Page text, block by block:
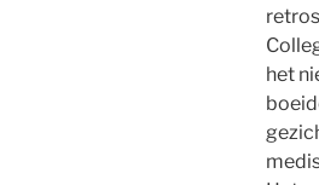
het